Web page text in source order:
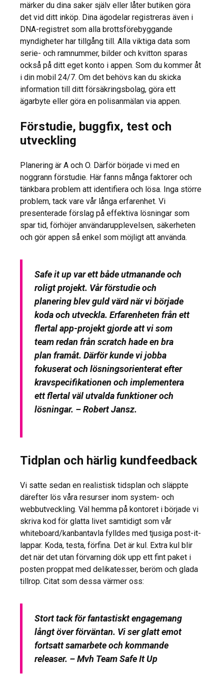
märker du dina saker själv eller låter butiken göra
det vid ditt inköp. Dina ägodelar registreras även i
DNA-registret som alla brottsförebyggande
myndigheter har tillgång till. Alla viktiga data som
serie- och ramnummer, bilder och kvitton sparas
också på ditt eget konto i appen. Som du kommer åt
i din mobil 24/7. Om det behövs kan du skicka
information till ditt försäkringsbolag, göra ett
ägarbyte eller göra en polisanmälan via appen.
Förstudie, buggfix, test och
utveckling
Planering är A och O. Därför började vi med en
noggrann förstudie. Här fanns många faktorer och
tänkbara problem att identifiera och lösa. Inga större
problem, tack vare vår långa erfarenhet. Vi
presenterade förslag på effektiva lösningar som
spar tid, förhöjer användarupplevelsen, säkerheten
och gör appen så enkel som möjligt att använda.
Safe it up var ett både utmanande och
roligt projekt. Vår förstudie och
planering blev guld värd när vi började
koda och utveckla. Erfarenheten från ett
flertal app-projekt gjorde att vi som
team redan från scratch hade en bra
plan framåt. Därför kunde vi jobba
fokuserat och lösningsorienterat efter
kravspecifikationen och implementera
ett flertal väl utvalda funktioner och
lösningar. – Robert Jansz.
Tidplan och härlig kundfeedback
Vi satte sedan en realistisk tidsplan och släppte
därefter lös våra resurser inom system- och
webbutveckling. Väl hemma på kontoret i började vi
skriva kod för glatta livet samtidigt som vår
whiteboard/kanbantavla fylldes med tjusiga post-it-
lappar. Koda, testa, förfina. Det är kul. Extra kul blir
det när det utan förvarning dök upp ett fint paket i
posten proppat med delikatesser, beröm och glada
tillrop. Citat som dessa värmer oss:
Stort tack för fantastiskt engagemang
långt över förväntan. Vi ser glatt emot
fortsatt samarbete och kommande
releaser. – Mvh Team Safe It Up